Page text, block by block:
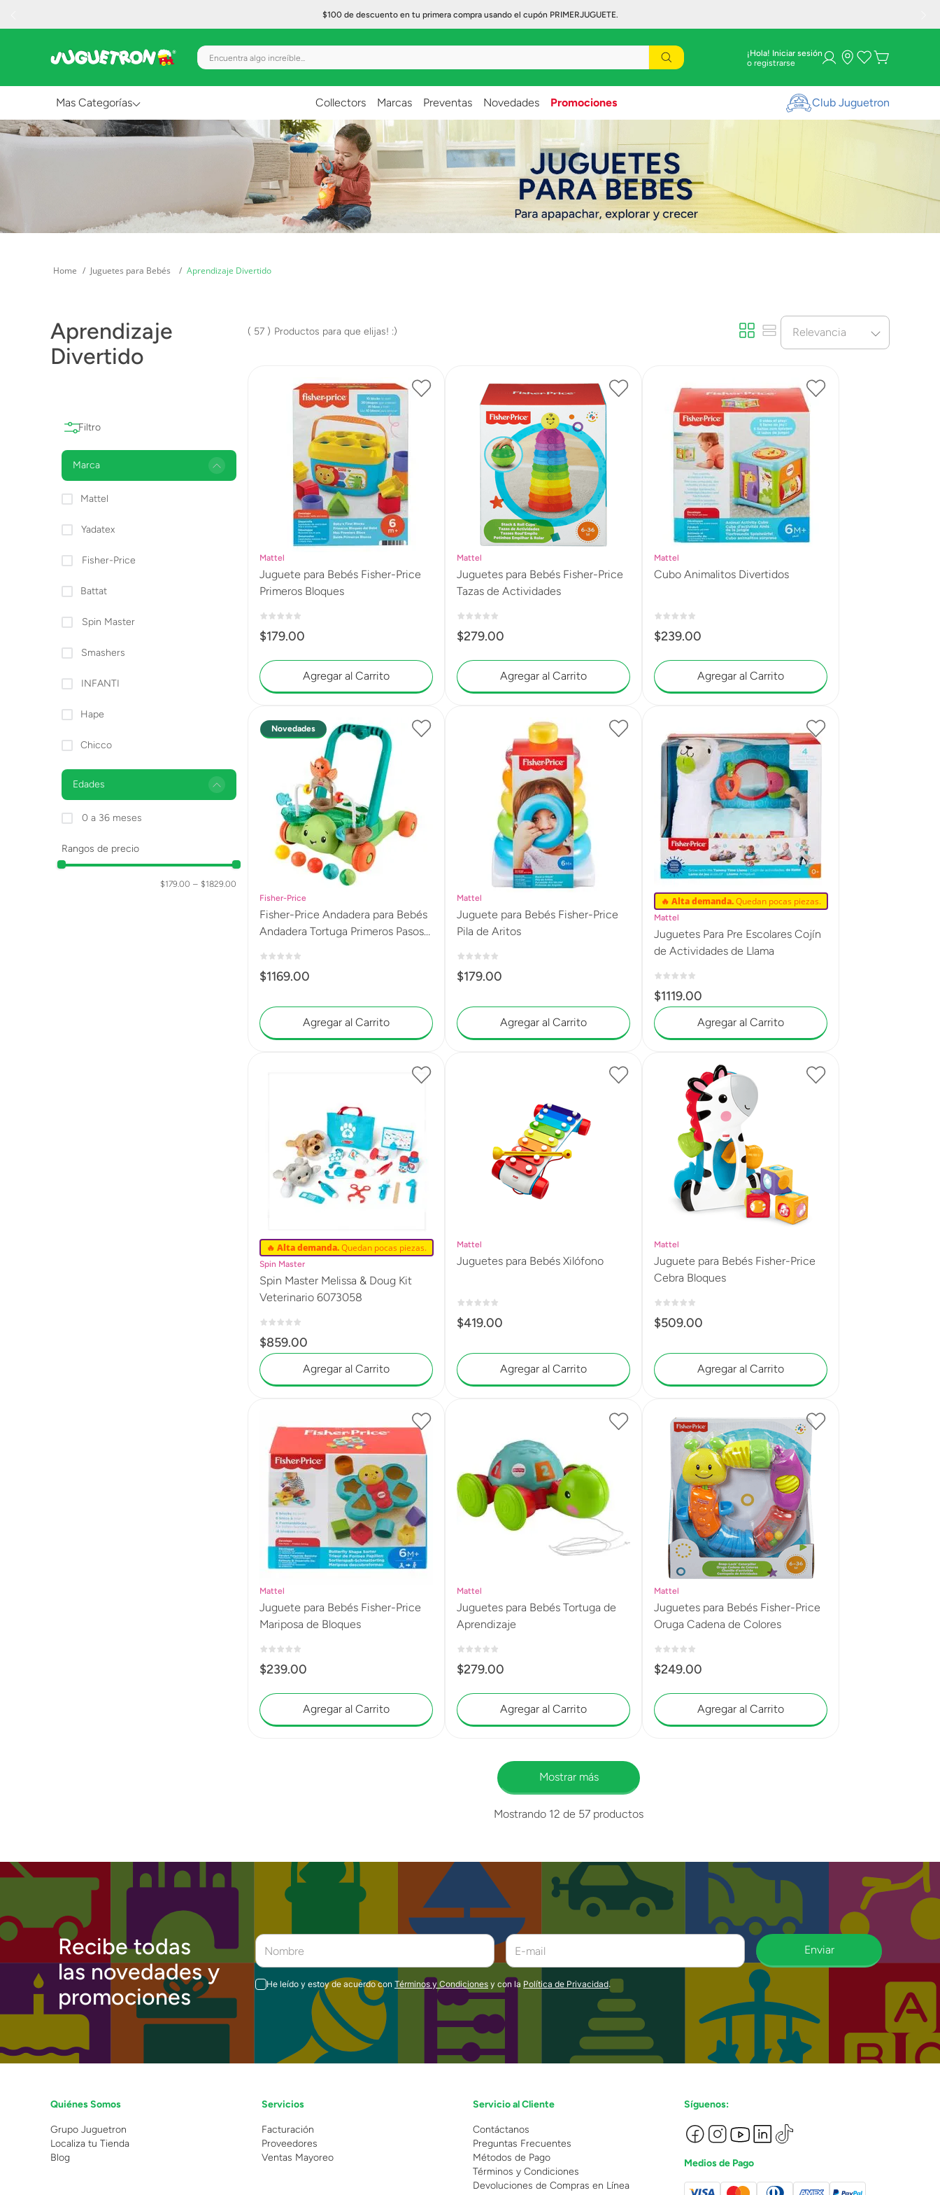
$100 de descuento en tu primera compra usando el cupón PRIMERJUGUETE.
Encuentra algo increíble... ¡Hola! Iniciar sesión
Mas Categorías
Al Aire Libre
Creatividad y Arte
Gadgets y Electrónicos
Lanzadores
Muñecas
Collectors Marcas Preventas Novedades Promociones Club Juguetron
Juguetes para Bebés Aprendizaje Divertido
Aprendizaje
Divertido
Marca
Mattel
Yadatex
Fisher-Price
Battat
Spin Master
Smashers
INFANTI
Hape
Chicco
Edades
0 a 36 meses
Rangos de precio
$179.00 – $1829.00
57 Relevancia
Mattel
Juguete para Bebés Fisher-Price
Primeros Bloques
$179.00
Agregar al Carrito
Mattel
Juguetes para Bebés Fisher-Price
Tazas de Actividades
$279.00
Agregar al Carrito
Mattel
Cubo Animalitos Divertidos
$239.00
Agregar al Carrito
Novedades
Fisher-Price
Fisher-Price Andadera para Bebés
Andadera Tortuga Primeros Pasos
$1169.00
Agregar al Carrito
Mattel
Juguete para Bebés Fisher-Price
Pila de Aritos
$179.00
Agregar al Carrito
🔥 Alta demanda.Quedan pocas piezas.
Mattel
Juguetes Para Pre Escolares Cojín
de Actividades de Llama
$1119.00
Agregar al Carrito
🔥 Alta demanda.Quedan pocas piezas.
Spin Master
Spin Master Melissa & Doug Kit
Veterinario 6073058
$859.00
Agregar al Carrito
Mattel
Juguetes para Bebés Xilófono
$419.00
Agregar al Carrito
Mattel
Juguete para Bebés Fisher-Price
Cebra Bloques
$509.00
Agregar al Carrito
Mattel
Juguete para Bebés Fisher-Price
Mariposa de Bloques
$239.00
Agregar al Carrito
Mattel
Juguetes para Bebés Tortuga de
Aprendizaje
$279.00
Agregar al Carrito
Mattel
Juguetes para Bebés Fisher-Price
Oruga Cadena de Colores
$249.00
Agregar al Carrito
Mostrar más
Mostrando 12 de 57 productos
Recibe todas
las novedades y
promociones
Enviar
He leído y estoy de acuerdo con Términos y Condiciones y con la Política de Privacidad.
Quiénes Somos
Grupo Juguetron
Localiza tu Tienda
Blog
Servicios
Facturación
Proveedores
Ventas Mayoreo
Servicio al Cliente
Contáctanos
Preguntas Frecuentes
Métodos de Pago
Términos y Condiciones
Devoluciones de Compras en Línea
Síguenos:
Medios de Pago